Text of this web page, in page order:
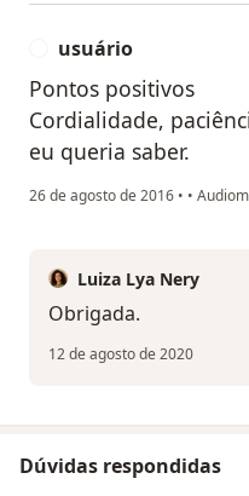
usuário
Pontos positivos
Cordialidade,
eu queria saber.
26 de agosto de 2016 • •
Luiza Lya Nery
Obrigada.
12 de agosto de 2020
Dúvidas respondidas